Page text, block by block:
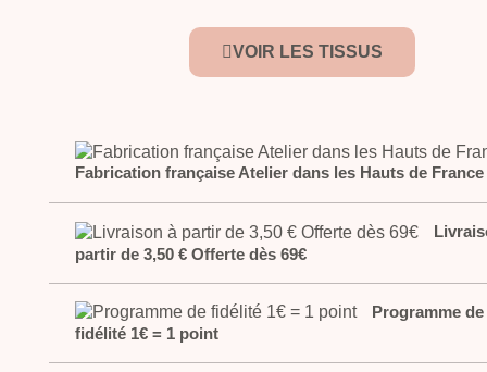
VOIR LES TISSUS
Fabrication française Atelier dans les Hauts de France
partir de 3,50 € Offerte dès 69€
Programme de
fidélité 1€ = 1 point